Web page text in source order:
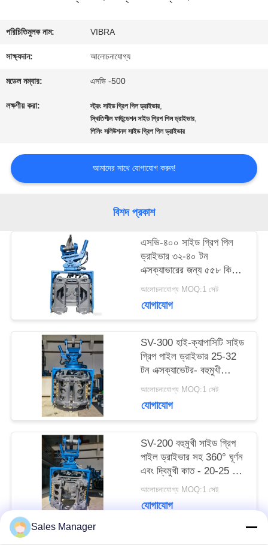
কারখানা
ভ্রমণ
যোগাযোগ
করুন
খবর
উদ্ধৃতির
আবেদন
PRIVACY
POLICY
পরিচিতিমুলক নাম: VIBRA
সাক্ষ্যদান: আলোচনাযোগ্য
মডেল নম্বার: এসভি -500
লক্ষণীয় করা: স্ট্রং সাইড গ্রিপ পিল ড্রাইভার,
স্থিতিশীল ফাউন্ডেশন সাইড গ্রিপ পিল ড্রাইভার,
পিলিং সলিউশনস সাইড গ্রিপ পিল ড্রাইভার
আমাদের সাথে যোগাযোগ করুন!
বিশদ প্রকাশ
এসভি-৪০০ সাইড গ্রিপ পিল
ড্রাইভার ৩২-৪০ টন
এক্সক্যাভারের জন্য ৫৫৮ কিলো
নট ফোর্স ও ওয়াইড ফ্রিকোয়েন্সি
আলোচনাযোগ্য MOQ:1 সেট
যোগাযোগ
SV-300 হাই-ক্যাপাসিটি সাইড
গ্রিপ পাইল ড্রাইভার 25-32
টন এক্সক্যাভেটর- বহুমুখী
পাইলের ধরন এবং চ্যালেঞ্জিং
আলোচনাযোগ্য MOQ:1 সেট
যোগাযোগ
SV-200 বহুমুখী সাইড গ্রিপ
পাইল ড্রাইভার সহ 360° ঘূর্ণন
এবং দ্বিমুখী কাত - 20-25 টন
খননকারীদের জন্য ডিজাইন করা
আলোচনাযোগ্য MOQ:1 সেট
যোগাযোগ
Sales Manager